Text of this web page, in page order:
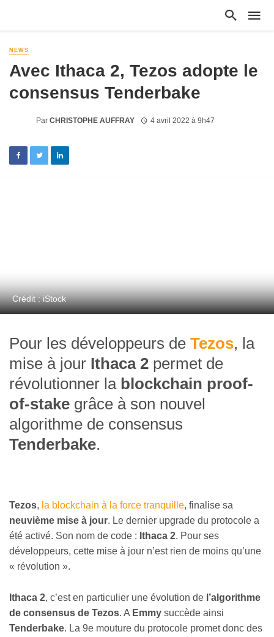
NEWS
Avec Ithaca 2, Tezos adopte le
consensus Tenderbake
Par CHRISTOPHE AUFFRAY 4 avril 2022 à 9h47
Crédit : iStock
Pour les développeurs de Tezos, la
mise à jour Ithaca 2 permet de
révolutionner la blockchain proof-
of-stake grâce à son nouvel
algorithme de consensus
Tenderbake.
Tezos, la blockchain à la force tranquille, finalise sa
neuvième mise à jour. Le dernier upgrade du protocole a
été activé. Son nom de code : Ithaca 2. Pour ses
développeurs, cette mise à jour n’est rien de moins qu’une
« révolution ».
Ithaca 2, c’est en particulier une évolution de l’algorithme
de consensus de Tezos. A Emmy succède ainsi
Tenderbake. La 9e mouture du protocole promet donc des